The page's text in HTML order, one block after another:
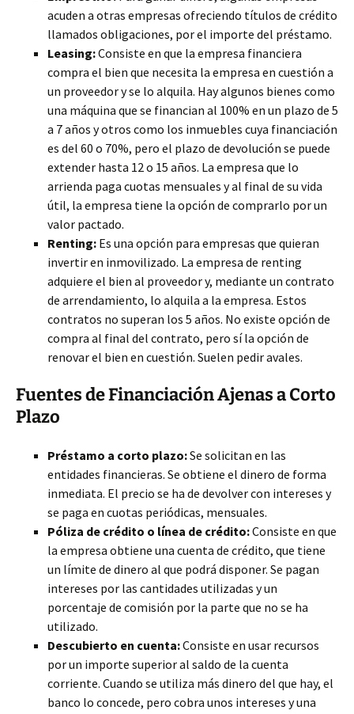
acuden a otras empresas ofreciendo títulos de crédito
llamados obligaciones, por el importe del préstamo.
Leasing:Consiste en que la empresa financiera
compra el bien que necesita la empresa en cuestión a
un proveedor y se lo alquila. Hay algunos bienes como
una máquina que se financian al 100% en un plazo de 5
a 7 años y otros como los inmuebles cuya financiación
es del 60 o 70%, pero el plazo de devolución se puede
extender hasta 12 o 15 años. La empresa que lo
arrienda paga cuotas mensuales y al final de su vida
útil, la empresa tiene la opción de comprarlo por un
valor pactado.
Renting: Es una opción para empresas que quieran
invertir en inmovilizado. La empresa de renting
adquiere el bien al proveedor y, mediante un contrato
de arrendamiento, lo alquila a la empresa. Estos
contratos no superan los 5 años. No existe opción de
compra al final del contrato, pero sí la opción de
renovar el bien en cuestión. Suelen pedir avales.
Fuentes de Financiación Ajenas a Corto
Plazo
Préstamo a corto plazo:Se solicitan en las
entidades financieras. Se obtiene el dinero de forma
inmediata. El precio se ha de devolver con intereses y
se paga en cuotas periódicas, mensuales.
Póliza de crédito o línea de crédito:Consiste en que
la empresa obtiene una cuenta de crédito, que tiene
un límite de dinero al que podrá disponer. Se pagan
intereses por las cantidades utilizadas y un
porcentaje de comisión por la parte que no se ha
utilizado.
Descubierto en cuenta:Consiste en usar recursos
por un importe superior al saldo de la cuenta
corriente. Cuando se utiliza más dinero del que hay, el
banco lo concede, pero cobra unos intereses y una